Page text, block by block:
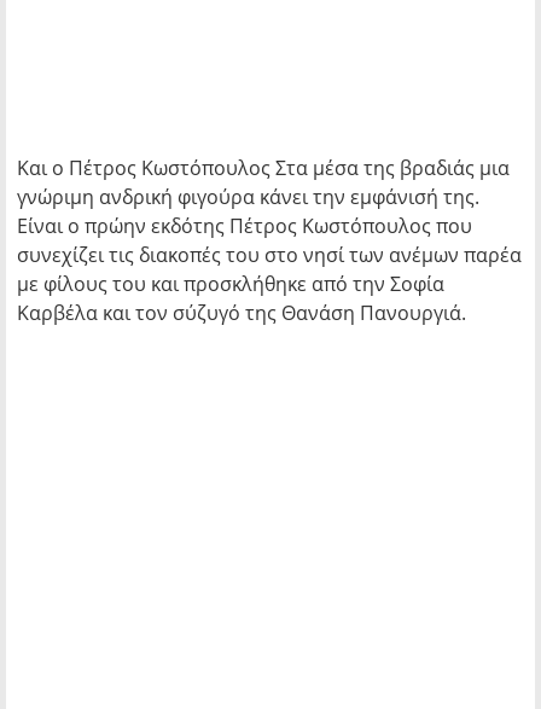
Και ο Πέτρος Κωστόπουλος Στα μέσα της βραδιάς μια
γνώριμη ανδρική φιγούρα κάνει την εμφάνισή της.
Είναι ο πρώην εκδότης Πέτρος Κωστόπουλος που
συνεχίζει τις διακοπές του στο νησί των ανέμων παρέα
με φίλους του και προσκλήθηκε από την Σοφία
Καρβέλα και τον σύζυγό της Θανάση Πανουργιά.